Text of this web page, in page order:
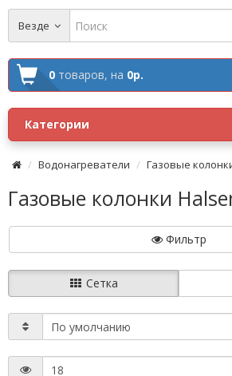
Везде
0 товаров, на 0р.
Категории
Водонагреватели Газовые
Газовые колонки
Фильтр
Сетка